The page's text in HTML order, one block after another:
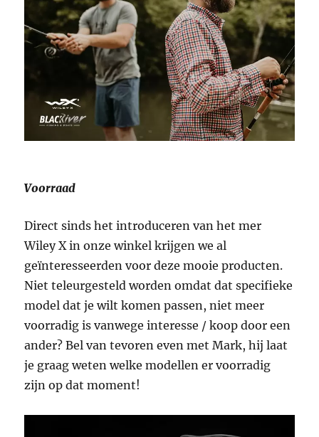
Voorraad
Direct sinds het introduceren van het mer
Wiley X in onze winkel krijgen we al
geïnteresseerden voor deze mooie producten.
Niet teleurgesteld worden omdat dat specifieke
model dat je wilt komen passen, niet meer
voorradig is vanwege interesse / koop door een
ander? Bel van tevoren even met Mark, hij laat
je graag weten welke modellen er voorradig
zijn op dat moment!